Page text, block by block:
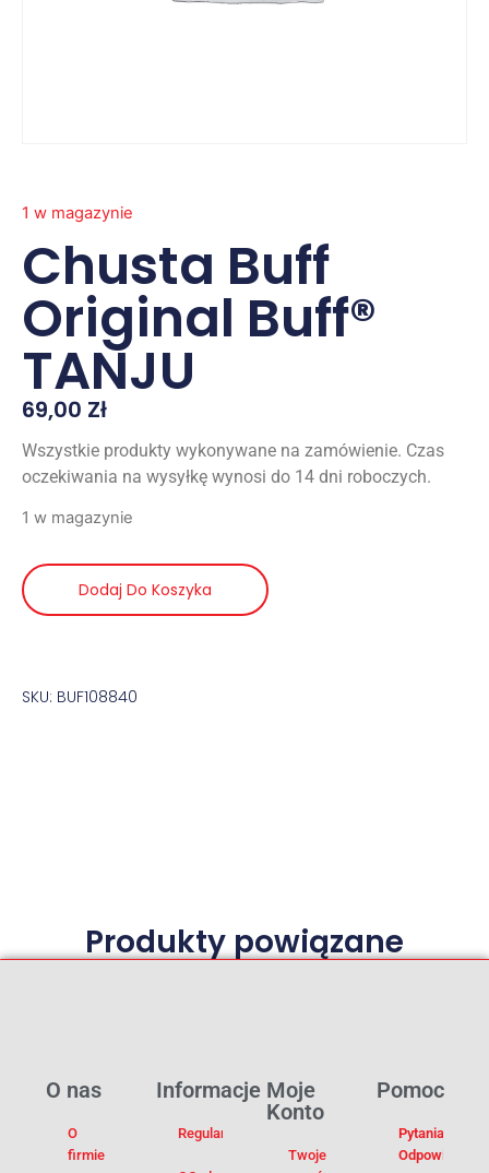
1 w magazynie
Chusta Buff
Original Buff®
TANJU
69,00 Zł
Wszystkie produkty wykonywane na zamówienie. Czas
oczekiwania na wysyłkę wynosi do 14 dni roboczych.
1 w magazynie
Dodaj Do Koszyka
SKU: BUF108840
Produkty powiązane
Pomoc
Pytania I
Odpowiedzi
Moje
Konto
Twoje
Informacje
Regulamin
O nas
O
firmie